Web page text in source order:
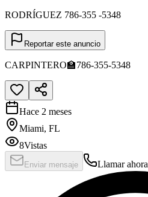
RODRÍGUEZ 786-355 -5348
Reportar este anuncio
CARPINTERO🏫786-355-5348
Hace 2 meses
Miami, FL
8Vistas
Enviar mensaje Llamar ahora